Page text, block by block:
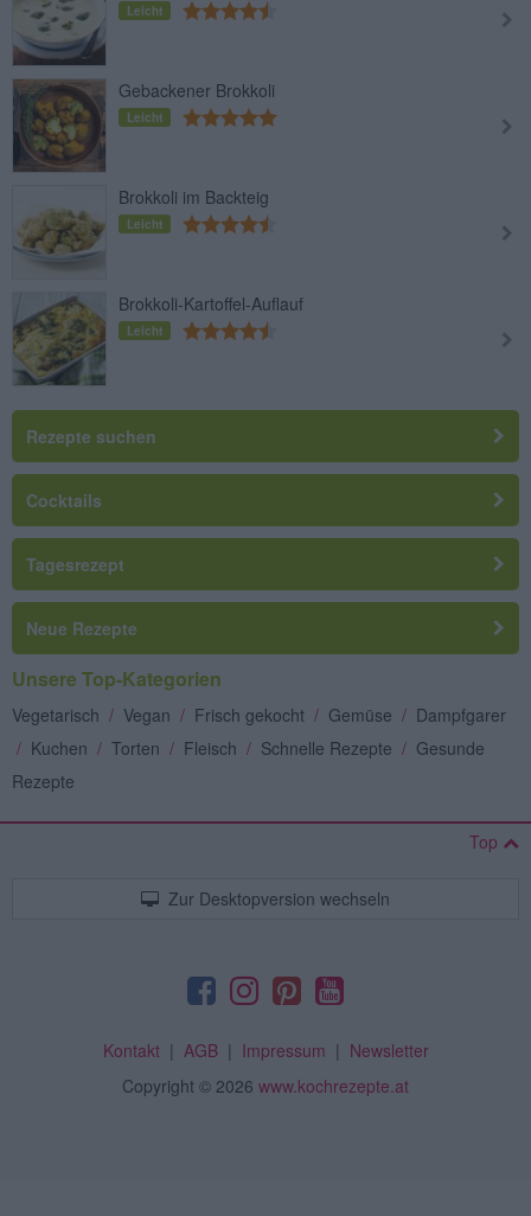
Leicht
Gebackener Brokkoli
Leicht
Brokkoli im Backteig
Leicht
Brokkoli-Kartoffel-Auflauf
Leicht
Rezepte suchen
Cocktails
Tagesrezept
Neue Rezepte
Unsere Top-Kategorien
Vegetarisch / Vegan / Frisch gekocht / Gemüse / Dampfgarer
/ Kuchen / Torten / Fleisch / Schnelle Rezepte / Gesunde
Rezepte
Top
Zur Desktopversion wechseln
Kontakt| AGB| Impressum | Newsletter
Copyright © 2026 www.kochrezepte.at